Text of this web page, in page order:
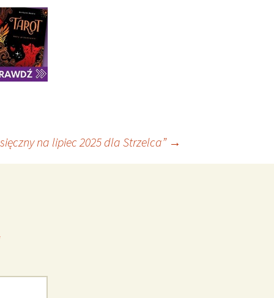
na lipiec 2025 dla Strzelca” →